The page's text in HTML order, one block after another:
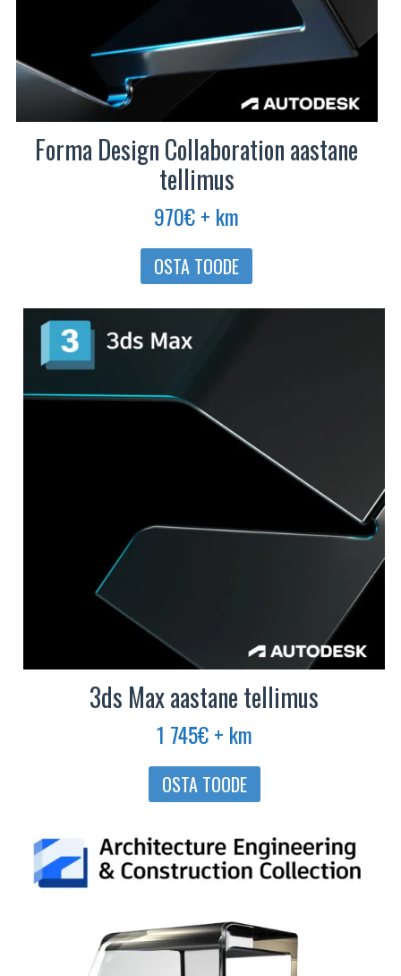
Forma Design Collaboration aastane
tellimus
970€+ km
OSTA TOODE
3ds Max aastane tellimus
1 745€ + km
OSTA TOODE